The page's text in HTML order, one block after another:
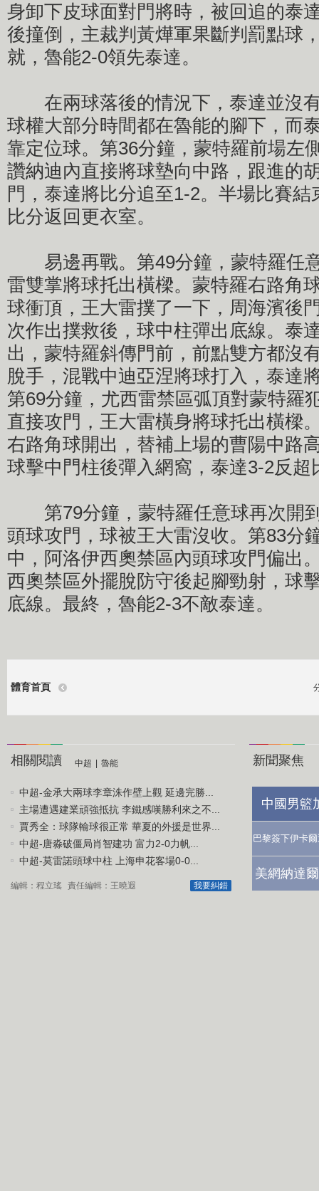
身卸下皮球面對門將時，被回追的泰
後撞倒，主裁判黃燁軍果斷判罰點球
就，魯能2-0領先泰達。
在兩球落後的情況下，泰達並沒
球權大部分時間都在魯能的腳下，而
靠定位球。第36分鐘，蒙特羅前場左
讚納迪內直接將球墊向中路，跟進的
門，泰達將比分追至1-2。半場比賽
比分返回更衣室。
易邊再戰。第49分鐘，蒙特羅任
雷雙掌將球托出橫樑。蒙特羅右路角
球衝頂，王大雷撲了一下，周海濱後
次作出撲救後，球中柱彈出底線。泰
出，蒙特羅斜傳門前，前點雙方都沒
脫手，混戰中迪亞涅將球打入，泰達
第69分鐘，尤西雷禁區弧頂對蒙特羅
直接攻門，王大雷橫身將球托出橫樑
右路角球開出，替補上場的曹陽中路
球擊中門柱後彈入網窩，泰達3-2反超
第79分鐘，蒙特羅任意球再次開
頭球攻門，球被王大雷沒收。第83分
中，阿洛伊西奧禁區內頭球攻門偏出
西奧禁區外擺脫防守後起腳勁射，球
底線。最終，魯能2-3不敵泰達。
體育首頁
相關閱讀 中超 魯能
中超-金承大兩球李章洙作壁上觀 延邊完勝...
主場遭遇建業頑強抵抗 李鐵感嘆勝利來之不...
賈秀全：球隊輸球很正常 華夏的外援是世界...
中超-唐淼破僵局肖智建功 富力2-0力帆...
中超-莫雷諾頭球中柱 上海申花客場0-0...
我要糾錯
編輯：程立瑤 責任編輯：王曉遐
新聞聚焦
中國男籃
巴黎簽下伊卡
美網納達